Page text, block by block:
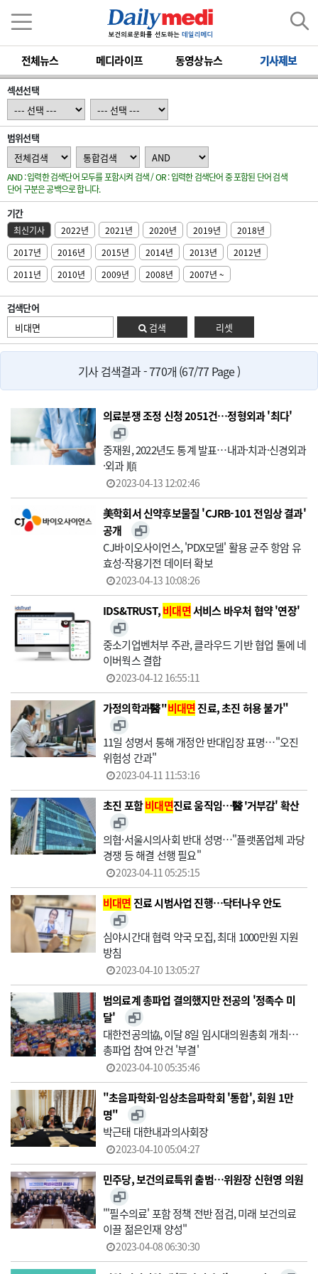
전체뉴스 메디라이프 동영상뉴스 기사제보
섹션선택
범위선택
AND : 입력한 검색단어 모두를 포함시켜 검색 / OR : 입력한 검색단어 중 포함된 단어 검색
단어 구분은 공백으로 합니다.
기간
최신기사 2022년 2021년 2020년 2019년
2018년
2017년
2016년 2015년 2014년 2013년
2012년
2011년
2010년 2009년 2008년 2007년 ~
검색단어
검색
리셋
기사 검색결과 - 770개 (67/77 Page )
의료분쟁 조정 신청 2051건…정형외과 '최다'
중재원, 2022년도 통계 발표…내과·치과·신경외과
·외과 順
2023-04-13 12:02:46
美학회서 신약후보물질 'CJRB-101 전임상 결과'
공개
CJ바이오사이언스, 'PDX모델' 활용 균주 항암 유
효성·작용기전 데이터 확보
2023-04-13 10:08:26
IDS&TRUST,비대면서비스 바우처 협약 '연장'
중소기업벤처부 주관, 클라우드 기반 협업 툴에 네
이버웍스 결합
2023-04-12 16:55:11
가정의학과醫 "비대면진료, 초진 허용 불가"
11일 성명서 통해 개정안 반대입장 표명…"오진
위험성 간과"
2023-04-11 11:53:16
초진 포함비대면진료 움직임…醫 '거부감' 확산
의협·서울시의사회 반대 성명…"플랫폼업체 과당
경쟁 등 해결 선행 필요"
2023-04-11 05:25:15
비대면 진료 시범사업 진행…닥터나우 안도
심야시간대 협력 약국 모집, 최대 1000만원 지원
방침
2023-04-10 13:05:27
범의료계 총파업 결의했지만 전공의 '정족수 미
달'
대한전공의協, 이달 8일 임시대의원총회 개최…
총파업 참여 안건 '부결'
2023-04-10 05:35:46
"초음파학회-임상초음파학회 '통합', 회원 1만
명"
박근태 대한내과의사회장
2023-04-10 05:04:27
민주당, 보건의료특위 출범…위원장 신현영 의원
"'필수의료' 포함 정책 전반 점검, 미래 보건의료
이끌 젊은인재 양성"
2023-04-08 06:30:30